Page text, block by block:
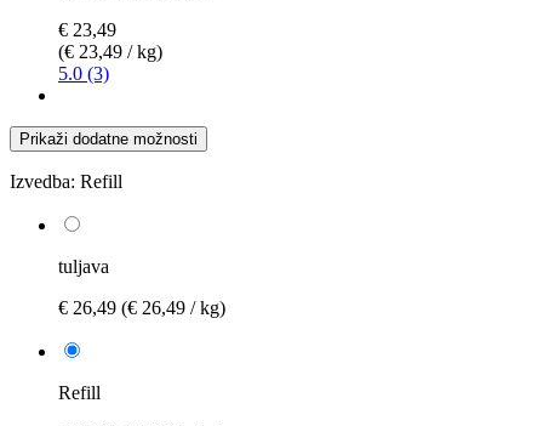
€ 23,49
(€ 23,49 / kg)
5.0 (3)
Prikaži dodatne možnosti
Izvedba: Refill
tuljava
€ 26,49 (€ 26,49 / kg)
Refill